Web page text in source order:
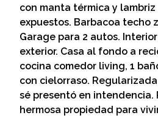
con manta térmica y lambriz
expuestos. Barbacoa techo
Garage para 2 autos.
exterior. Casa al fondo a
cocina comedor living, 1
con cielorraso.
sé presentó en intendencia.
hermosa propiedad para